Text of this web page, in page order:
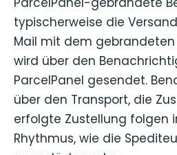
typischerweise die
Mail mit dem gebrandeten
wird über den
ParcelPanel gesendet.
über den Transport, die
erfolgte Zustellung folgen
Rhythmus, wie die